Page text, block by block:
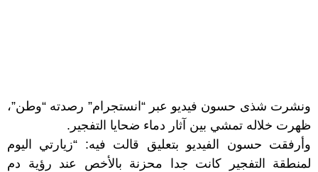
ونشرت شذى حسون فيديو عبر “انستجرام” رصدته “وطن”،
ظهرت خلاله تمشي بين آثار دماء ضحايا التفجير.
وأرفقت حسون الفيديو بتعليق قالت فيه: “زيارتي اليوم
لمنطقة التفجير كانت جدا محزنة بالأخص عند رؤية دم